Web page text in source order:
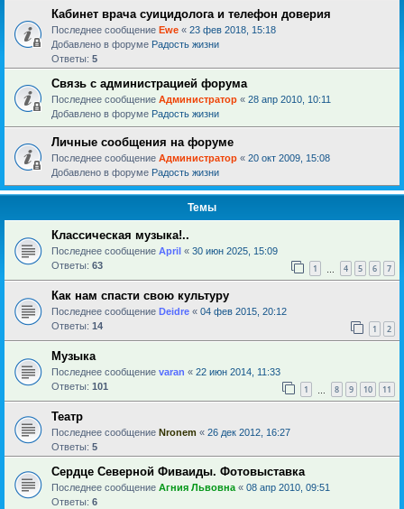
Кабинет врача суицидолога и телефон доверия
Последнее сообщение Ewe « 23 фев 2018, 15:18
Добавлено в форуме Радость жизни
Ответы: 5
Связь с администрацией форума
Последнее сообщение Администратор « 28 апр 2010, 10:11
Добавлено в форуме Радость жизни
Личные сообщения на форуме
Последнее сообщение Администратор « 20 окт 2009, 15:08
Добавлено в форуме Радость жизни
Темы
Классическая музыка!..
Последнее сообщение April « 30 июн 2025, 15:09
Ответы: 63 1 4 5 6 7
Как нам спасти свою культуру
Последнее сообщение Deidre « 04 фев 2015, 20:12
Ответы: 14 1 2
Музыка
Последнее сообщение varan « 22 июн 2014, 11:33
Ответы: 101 1 8 9 10 11
Театр
Последнее сообщение Nronem « 26 дек 2012, 16:27
Ответы: 5
Сердце Северной Фиваиды. Фотовыставка
Последнее сообщение Агния Львовна « 08 апр 2010, 09:51
Ответы: 6